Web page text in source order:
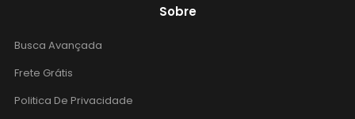
Sobre
Busca Avançada
Frete Grátis
Politica De Privacidade